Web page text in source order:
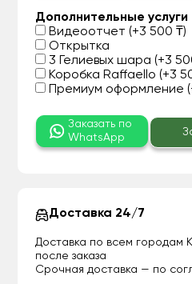
Дополнительные услуги
Видеоотчет (+3 500 ₸)
Открытка
3 Гелиевых шара (+3
Коробка Raffaello (+3
Премиум оформление
Заказать по
WhatsApp
Доставка 24/7
Доставка по всем городам
после заказа
Срочная доставка — по